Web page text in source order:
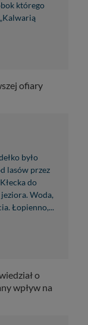
którego
ofiary
było
lasów przez
do
Woda,
Łopienno,...
o
wpływ na